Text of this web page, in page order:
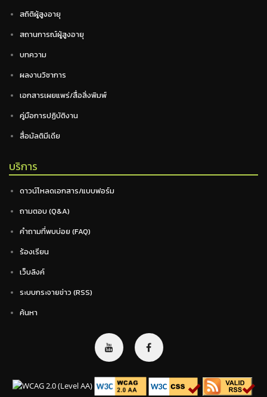
สถิติผู้สูงอายุ
สถานการณ์ผู้สูงอายุ
บทความ
ผลงานวิชาการ
เอกสารเผยแพร่/สื่อสิ่งพิมพ์
คู่มือการปฏิบัติงาน
สื่อมัลติมีเดีย
บริการ
ดาวน์โหลดเอกสาร/แบบฟอร์ม
ถามตอบ (Q&A)
คำถามที่พบบ่อย (FAQ)
ร้องเรียน
เว็บลิงค์
ระบบกระจายข่าว (RSS)
ค้นหา